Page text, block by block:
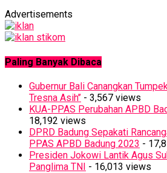
Advertisements
Paling Banyak Dibaca
Gubernur Bali Canangkan
Tresna Asih’’ - 3,567 views
KUA-PPAS Perubahan APBD
18,192 views
DPRD Badung Sepakati
PPAS APBD Badung 2023 -
Presiden Jokowi Lantik Agus
Panglima TNI - 16,013 views